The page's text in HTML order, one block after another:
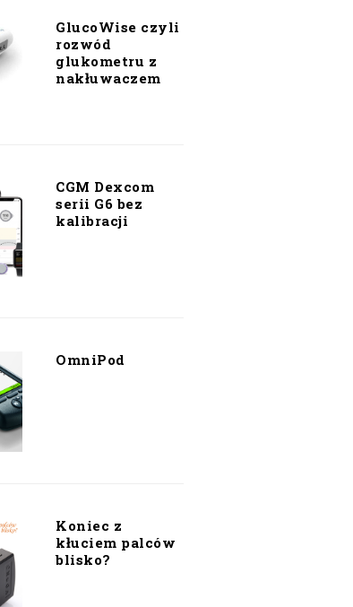
GlucoWise czyli
rozwód
glukometru z
nakłuwaczem
CGM Dexcom
serii G6 bez
kalibracji
OmniPod
Koniec z
kłuciem palców
blisko?